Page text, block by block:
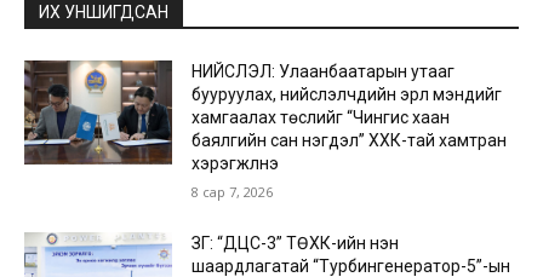
ИХ УНШИГДСАН
НИЙСЛЭЛ: Улаанбаатарын утааг
бууруулах, нийслэлчүүдийн эрүүл мэндийг
хамгаалах төслийг “Чингис хаан
баялгийн сан нэгдэл” ХХК-тай хамтран
хэрэгжүүлнэ
8 сар 7, 2026
ЗГ: “ДЦС-3” ТӨХК-ийн нэн
шаардлагатай “Турбингенератор-5”-ын